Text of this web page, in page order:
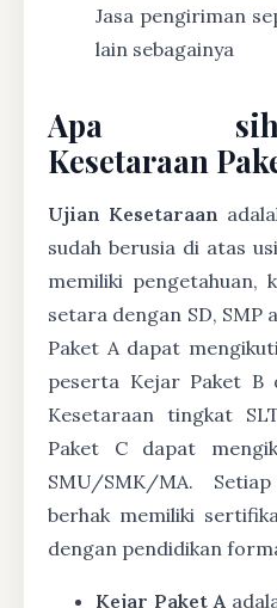
Jasa pengiriman
lain sebagainya
Apa
Kesetaraan
Ujian Kesetaraan
sudah berusia di atas
memiliki pengetahuan,
setara dengan SD, SMP
Paket A dapat
peserta Kejar Paket B
Kesetaraan tingkat
Paket C dapat
SMU/SMK/MA.
berhak memiliki
dengan pendidikan
Kejar Paket A